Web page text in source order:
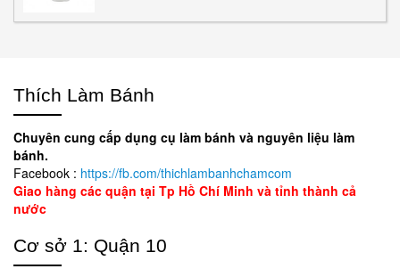
Thích Làm Bánh
Chuyên cung cấp dụng cụ làm bánh và nguyên liệu làm
bánh.
Facebook : https://fb.com/thichlambanhchamcom
Giao hàng các quận tại Tp Hồ Chí Minh và tỉnh thành cả
nước
Cơ sở 1: Quận 10